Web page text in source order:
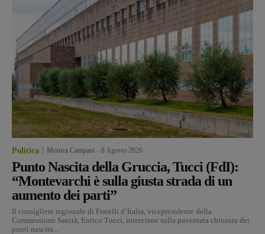
Politica Monica Campani 8 Agosto 2026
Punto Nascita della Gruccia, Tucci (FdI):
“Montevarchi è sulla giusta strada di un
aumento dei parti”
Il consigliere regionale di Fratelli d’Italia, vicepresidente della
Commissione Sanità, Enrico Tucci, interviene sulla paventata chiusura dei
punti nascita...